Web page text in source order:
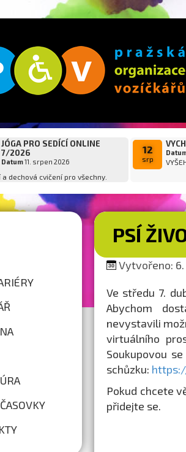
JÓGA PRO SEDÍCÍ ONLINE
7/2026
Datum11. srpen 2026
a dechová cvičení pro všechny.
12
srp
PSÍ
Vytvořeno: 6.
Ve středu 7.
Abychom
nevystavili
virtuálního
Soukupovou
schůzku:
Pokud chcete
přidejte se.